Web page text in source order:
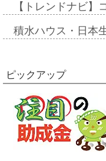
【トレンドナビ
積水ハウス・日本
ピックアップ